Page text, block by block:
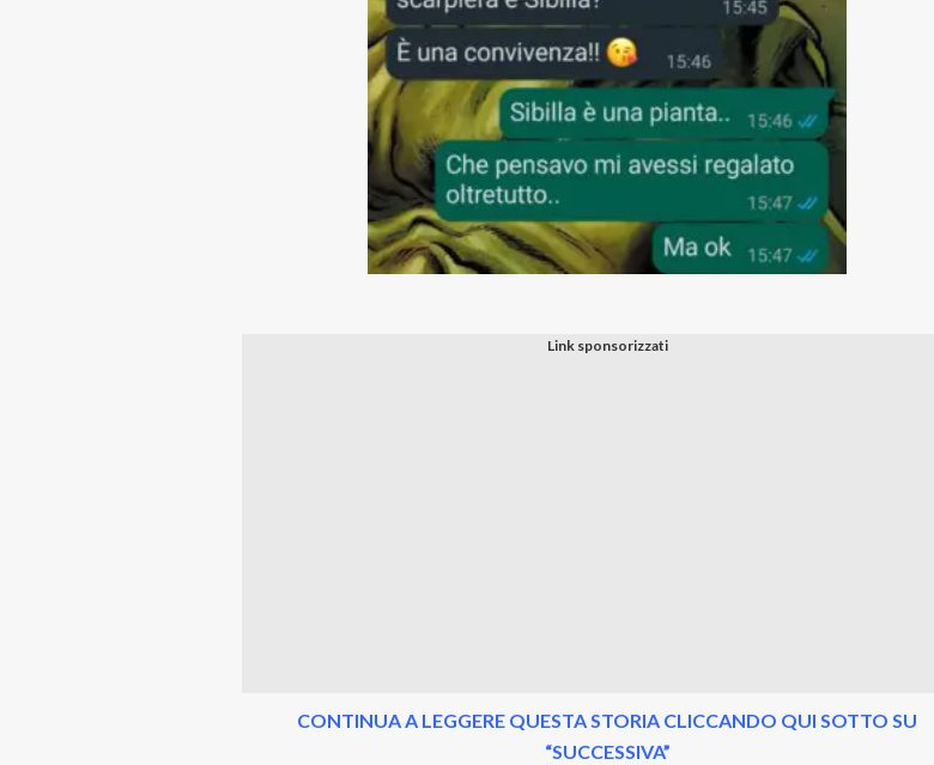
CONTINUA A LEGGERE QUESTA STORIA CLICCANDO QUI SOTTO SU
“SUCCESSIVA”